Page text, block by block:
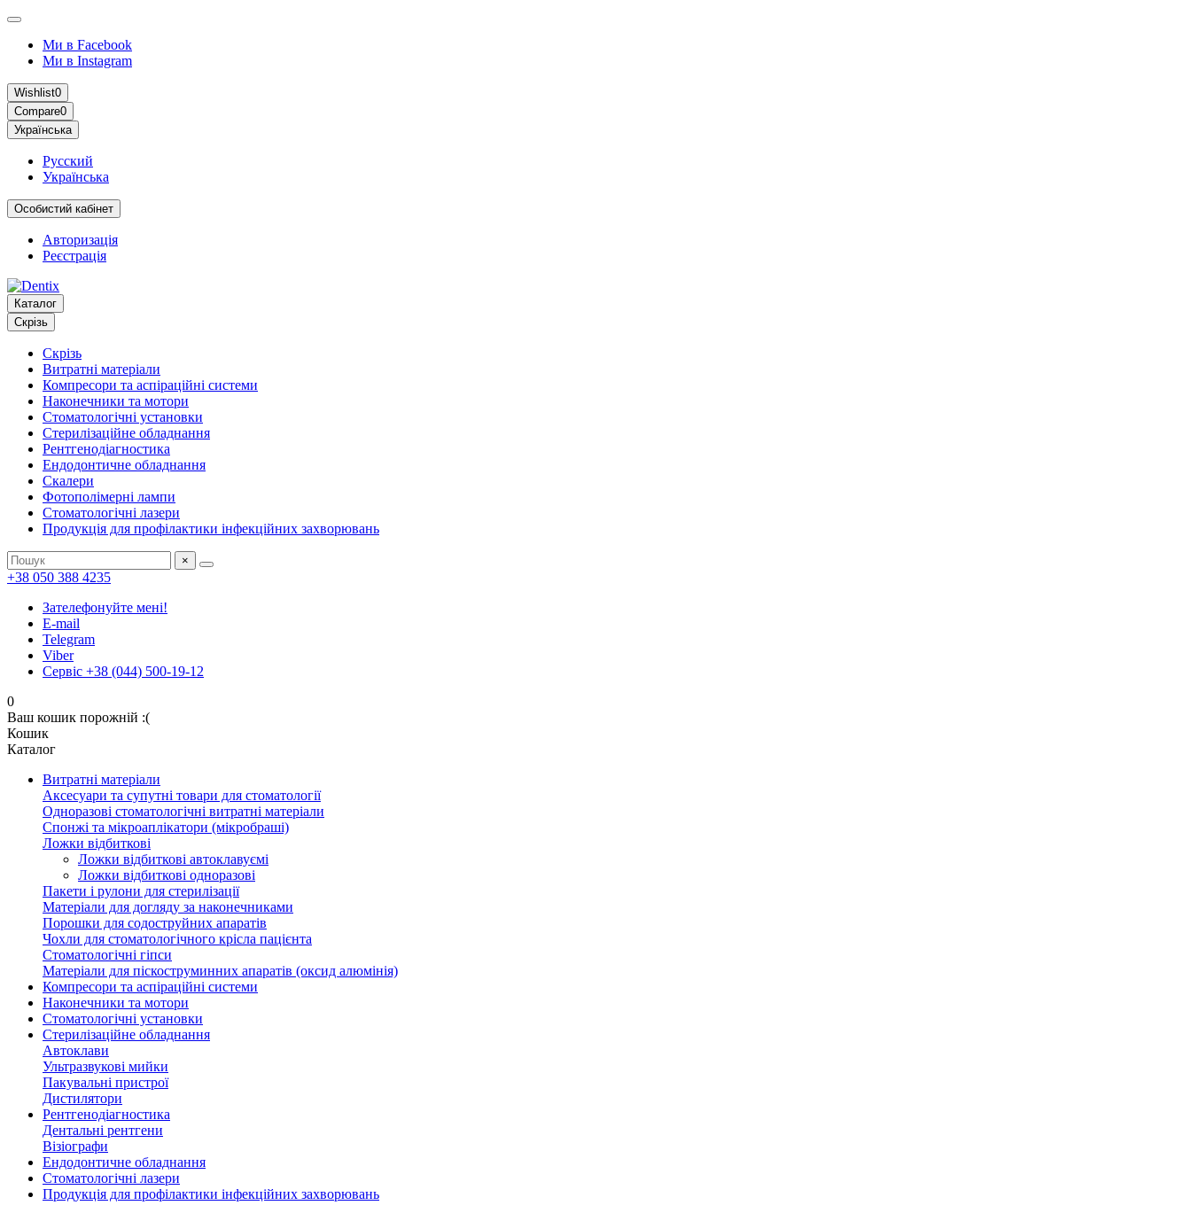
Ми в Facebook
Ми в Instagram
Wishlist0
Compare0
Українська
Русский
Українська
Особистий кабінет
Авторизація
Реєстрація
Каталог
Скрізь
Скрізь
Витратні матеріали
Компресори та аспіраційні системи
Наконечники та мотори
Стоматологічні установки
Стерилізаційне обладнання
Рентгенодіагностика
Ендодонтичне обладнання
Скалери
Фотополімерні лампи
Стоматологічні лазери
Продукція для профілактики інфекційних захворювань
×
+38 050 388 4235
Зателефонуйте мені!
E-mail
Telegram
Viber
Сервіс +38 (044) 500-19-12
0
Ваш кошик порожній :(
Кошик
Каталог
Витратні матеріали
Аксесуари та супутні товари для стоматології
Одноразові стоматологічні витратні матеріали
Спонжі та мікроаплікатори (мікробраші)
Ложки відбиткові
Ложки відбиткові автоклавуємі
Ложки відбиткові одноразові
Пакети і рулони для стерилізації
Матеріали для догляду за наконечниками
Порошки для содоструйних апаратів
Чохли для стоматологічного крісла пацієнта
Стоматологічні гіпси
Матеріали для піскоструминних апаратів (оксид алюмінія)
Компресори та аспіраційні системи
Наконечники та мотори
Стоматологічні установки
Стерилізаційне обладнання
Автоклави
Ультразвукові мийки
Пакувальні пристрої
Дистилятори
Рентгенодіагностика
Дентальні рентгени
Візіографи
Ендодонтичне обладнання
Стоматологічні лазери
Продукція для профілактики інфекційних захворювань